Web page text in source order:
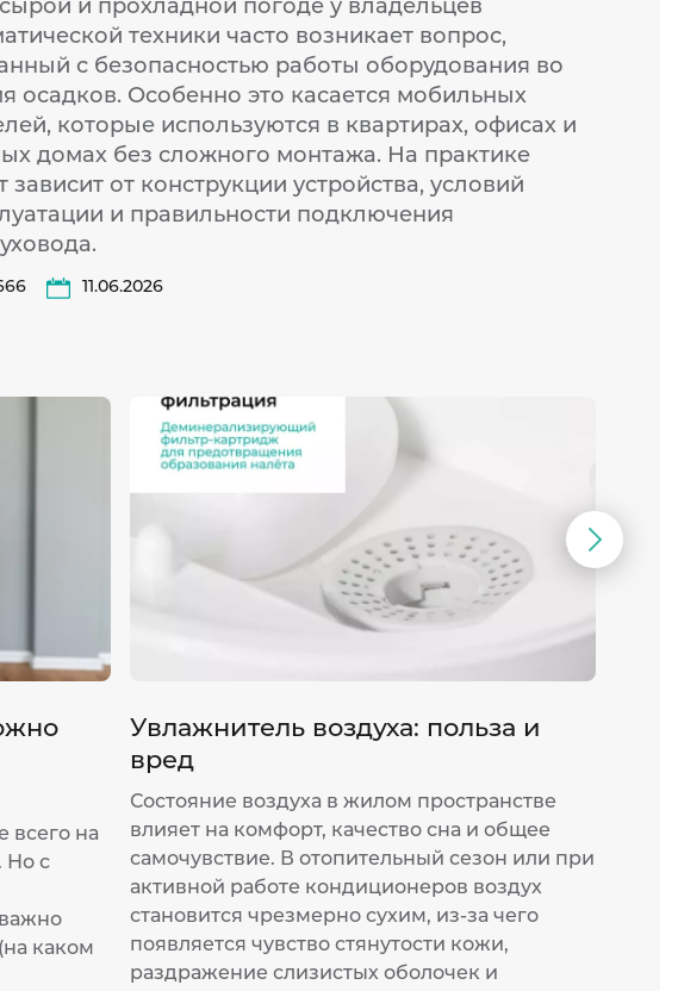
и прохладной погоде у владельцев
техники часто возникает вопрос,
с безопасностью работы оборудования во
осадков. Особенно это касается мобильных
которые используются в квартирах, офисах и
домах без сложного монтажа. На практике
зависит от конструкции устройства, условий
и правильности подключения
11.06.2026
всего на
Но с
каком
Увлажнитель воздуха: польза и
вред
Состояние воздуха в жилом пространстве
влияет на комфорт, качество сна и общее
самочувствие. В отопительный сезон или при
активной работе кондиционеров воздух
становится чрезмерно сухим, из-за чего
появляется чувство стянутости кожи,
раздражение слизистых оболочек и